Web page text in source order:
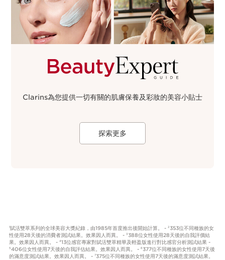
Clarins為您提供一切有關的肌膚保養及彩妝的美容小⁠貼⁠士
探索更多
1賦活雙萃系列的全球美容大獎紀錄，由1985年首度推出後開始計算。 - 2 353位不同種族的女
性使用28天後的消費者測試結果。效果因人而異。 - 3 388位女性使用28天後的自我評價結
果。效果因人而異。 - 413位感官專家對賦活雙萃精華及輕盈版進行對比感官分析測試結果 -
5406位女性使用7天後的自我評估結果。效果因人而異。 - 6377位不同種族的女性使用7天後
的滿意度測試結果。效果因人而異。 - 7375位不同種族的女性使用7天後的滿意度測試結果。